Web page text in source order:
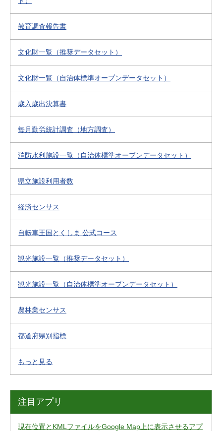
教育調査報告書
文化財一覧（推奨データセット）
文化財一覧（自治体標準オープンデータセット）
歳入歳出決算書
毎月勤労統計調査（地方調査）
消防水利施設一覧（自治体標準オープンデータセット）
県立施設利用者数
経済センサス
自転車王国とくしま 公式コース
観光施設一覧（推奨データセット）
観光施設一覧（自治体標準オープンデータセット）
農林業センサス
都道府県別指標
もっと見る
注目アプリ
現在位置とKMLファイルをGoogle Map上に表示させるアプ